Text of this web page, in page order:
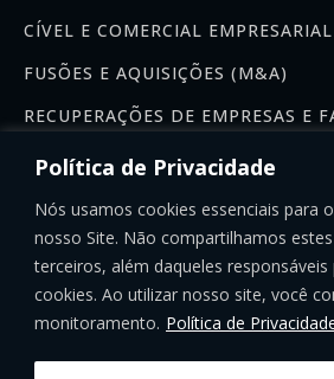
Política de Privacidade
Nós usamos cookies essenciais para
nosso Site. Não compartilhamos
terceiros, além daqueles
cookies. Ao utilizar nosso site, você
monitoramento. Política de
CÍVEL E COMERCIAL EMPRESARIAL
FUSÕES E AQUISIÇÕES (M&A)
RECUPERAÇÕES DE EMPRESAS E
Se inscreva na nossa newsletter:
INSCREVER-SE